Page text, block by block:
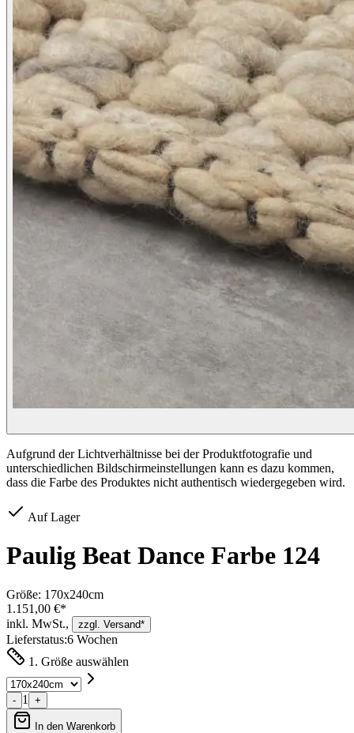
Aufgrund der Lichtverhältnisse bei der Produktfotografie und
unterschiedlichen Bildschirmeinstellungen kann es dazu kommen,
dass die Farbe des Produktes nicht authentisch wiedergegeben wird.
Auf Lager
Paulig Beat Dance Farbe 124
Größe: 170x240cm
1.151,00 €*
inkl. MwSt.,
zzgl. Versand*
Lieferstatus:6 Wochen
1. Größe auswählen
- 1 +
In den Warenkorb